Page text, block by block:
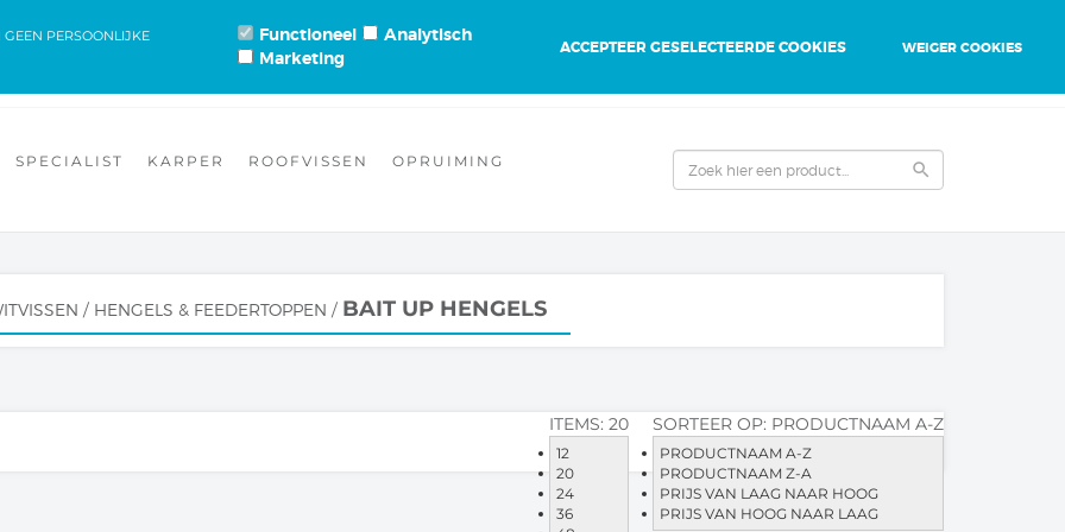
TTL HENGELSPORT DE DRENNAN SPECIALIST VAN EUROPA.
SPECIALIST KARPER ROOFVISSEN OPRUIMING search
/ HENGELS & FEEDERTOPPEN / BAIT UP HENGELS
SORTEER OP: PRODUCTNAAM A-Z
PRODUCTNAAM A-Z
PRODUCTNAAM Z-A
PRIJS VAN LAAG NAAR HOOG
PRIJS VAN HOOG NAAR LAAG
ITEMS: 20
12
20
24
36
PERSOONLIJKE
Functioneel
Analytisch
Marketing
ACCEPTEER GESELECTEERDE COOKIES WEIGER COOKIES